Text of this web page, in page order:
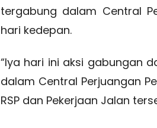
tergabung dalam Central
hari kedepan.
“Iya hari ini aksi gabungan
dalam Central Perjuangan
RSP dan Pekerjaan Jalan